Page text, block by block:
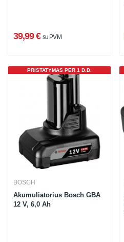
39,99 € su PVM
PRISTATYMAS PER 1 D.D.
BOSCH
Akumuliatorius Bosch GBA
12 V, 6,0 Ah